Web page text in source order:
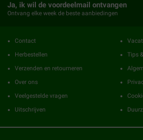
Ja, ik wil de voordeelmail ontvangen
Ontvang elke week de beste aanbiedingen
Contact
Herbestellen
Verzenden en retourneren
Over ons
Veelgestelde vragen
Uitschrijven
Tips